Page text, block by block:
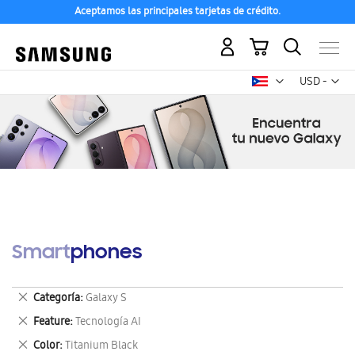
Aceptamos las principales tarjetas de crédito.
USD -
dólar
Mi carrito
Smartphones
Categoría Galaxy S
Eliminar
este
artículo
Feature Tecnología AI
Eliminar
este
Color Titanium Black
Eliminar